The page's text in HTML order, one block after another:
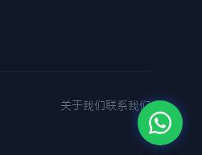
关于我们联系我们